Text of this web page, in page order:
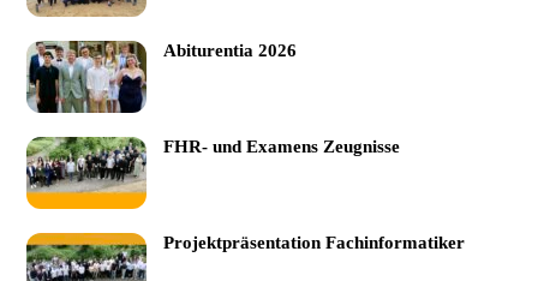
Abiturentia 2026
FHR- und Examens Zeugnisse
Projektpräsentation Fachinformatiker